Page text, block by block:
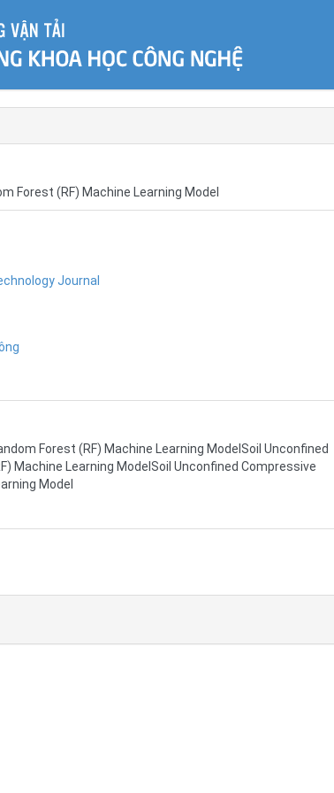
Forest (RF) Machine Learning Model
Journal
Forest (RF) Machine Learning ModelSoil Unconfined
Machine Learning ModelSoil Unconfined Compressive
Model